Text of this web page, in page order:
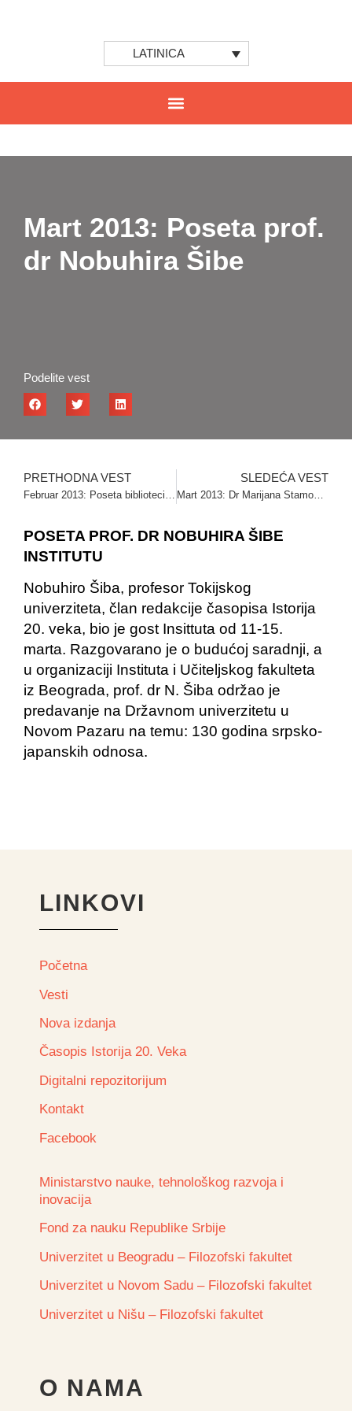
LATINICA
Mart 2013: Poseta prof.
dr Nobuhira Šibe
Podelite vest
PRETHODNA VEST
Februar 2013: Poseta biblioteci u Inđiji
SLEDEĆA VEST
Mart 2013: Dr Marijana Stamova na istraživačkom boravku u Institutu
POSETA PROF. DR NOBUHIRA ŠIBE
INSTITUTU
Nobuhiro Šiba, profesor Tokijskog
univerziteta, član redakcije časopisa Istorija
20. veka, bio je gost Insittuta od 11-15.
marta. Razgovarano je o budućoj saradnji, a
u organizaciji Instituta i Učiteljskog fakulteta
iz Beograda, prof. dr N. Šiba održao je
predavanje na Državnom univerzitetu u
Novom Pazaru na temu: 130 godina srpsko-
japanskih odnosa.
LINKOVI
Početna
Vesti
Nova izdanja
Časopis Istorija 20. Veka
Digitalni repozitorijum
Kontakt
Facebook
Ministarstvo nauke, tehnološkog razvoja i
inovacija
Fond za nauku Republike Srbije
Univerzitet u Beogradu – Filozofski fakultet
Univerzitet u Novom Sadu – Filozofski fakultet
Univerzitet u Nišu – Filozofski fakultet
O NAMA